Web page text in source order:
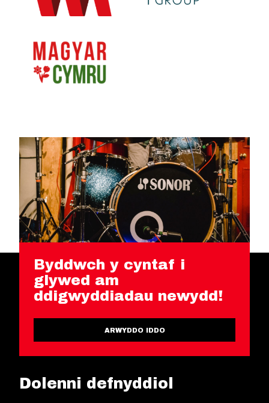
Byddwch y cyntaf i
glywed am
ddigwyddiadau newydd!
ARWYDDO IDDO
Dolenni defnyddiol